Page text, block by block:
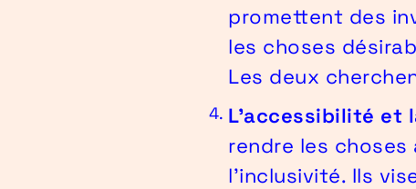
promettent des
les choses
Les deux
L'accessibilité et
rendre les
l'inclusivité. Ils